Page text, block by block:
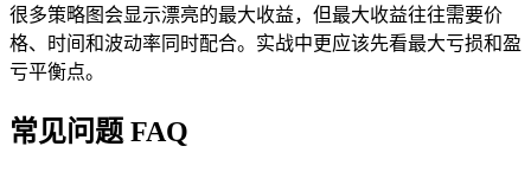
很多策略图会显示漂亮的最大收益，但最大收益往往需要价
格、时间和波动率同时配合。实战中更应该先看最大亏损和盈
亏平衡点。
常见问题 FAQ